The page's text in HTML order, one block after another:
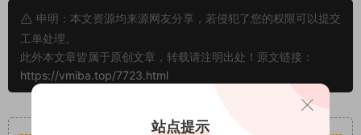
申明：本文资源均来源网友分享，若侵犯了您的权限可以提交
工单处理。
此外本文章皆属于原创文章，转载请注明出处！原文链接：
https://vmiba.top/7723.html
重要声明
站点提示